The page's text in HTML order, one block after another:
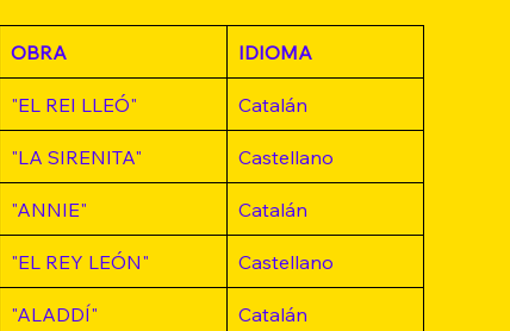
OBRA IDIOMA
"EL REI LLEÓ" Catalán
"LA SIRENITA" Castellano
"ANNIE" Catalán
"EL REY LEÓN" Castellano
"ALADDÍ" Catalán